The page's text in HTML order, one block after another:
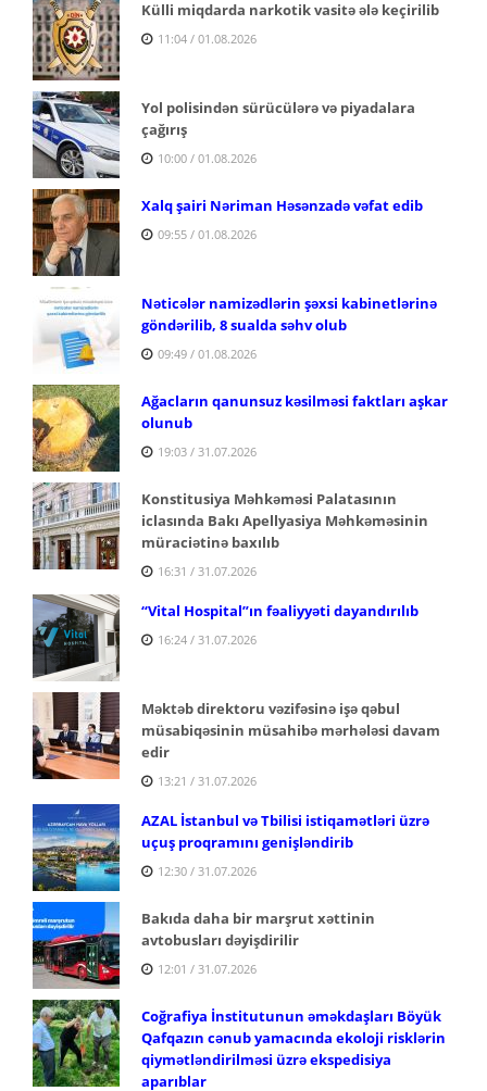
Külli miqdarda narkotik vasitə ələ keçirilib
11:04 / 01.08.2026
Yol polisindən sürücülərə və piyadalara
çağırış
10:00 / 01.08.2026
Xalq şairi Nəriman Həsənzadə vəfat edib
09:55 / 01.08.2026
Nəticələr namizədlərin şəxsi kabinetlərinə
göndərilib, 8 sualda səhv olub
09:49 / 01.08.2026
Ağacların qanunsuz kəsilməsi faktları aşkar
olunub
19:03 / 31.07.2026
Konstitusiya Məhkəməsi Palatasının
iclasında Bakı Apellyasiya Məhkəməsinin
müraciətinə baxılıb
16:31 / 31.07.2026
“Vital Hospital”ın fəaliyyəti dayandırılıb
16:24 / 31.07.2026
Məktəb direktoru vəzifəsinə işə qəbul
müsabiqəsinin müsahibə mərhələsi davam
edir
13:21 / 31.07.2026
AZAL İstanbul və Tbilisi istiqamətləri üzrə
uçuş proqramını genişləndirib
12:30 / 31.07.2026
Bakıda daha bir marşrut xəttinin
avtobusları dəyişdirilir
12:01 / 31.07.2026
Coğrafiya İnstitutunun əməkdaşları Böyük
Qafqazın cənub yamacında ekoloji risklərin
qiymətləndirilməsi üzrə ekspedisiya
aparıblar